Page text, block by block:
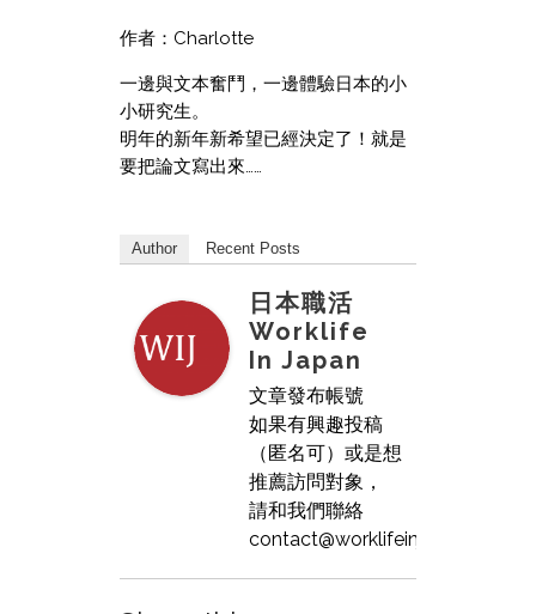
作者：Charlotte
一邊與文本奮鬥，一邊體驗日本的小
小研究生。
明年的新年新希望已經決定了！就是
要把論文寫出來……
Author Recent Posts
日本職活
Worklife
In Japan
文章發布帳號
如果有興趣投稿
（匿名可）或是想
推薦訪問對象，
請和我們聯絡
contact@worklifeinjapan.net